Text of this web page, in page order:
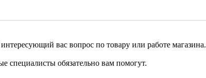
вас вопрос по товару или работе магазина.
специалисты обязательно вам помогут.